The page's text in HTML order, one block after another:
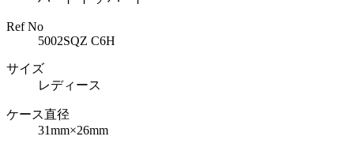
Ref No
5002SQZ C6H
サイズ
レディース
ケース直径
31mm×26mm